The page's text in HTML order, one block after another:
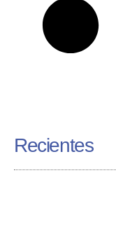
Recientes